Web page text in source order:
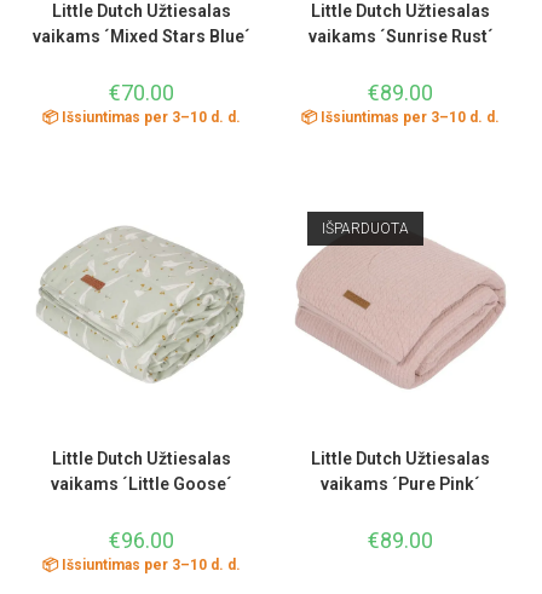
Little Dutch Užtiesalas
vaikams ´Mixed Stars Blue´
€70.00
📦 Išsiuntimas per 3–10 d. d.
Little Dutch Užtiesalas
vaikams ´Sunrise Rust´
€89.00
📦 Išsiuntimas per 3–10 d. d.
Little Dutch Užtiesalas
vaikams ´Little Goose´
€96.00
📦 Išsiuntimas per 3–10 d. d.
IŠPARDUOTA
Little Dutch Užtiesalas
vaikams ´Pure Pink´
€89.00